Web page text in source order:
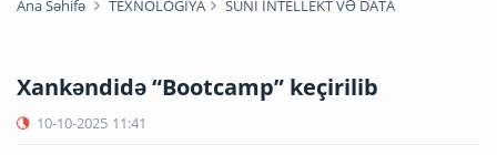
Ana Səhifə TEXNOLOGİYA SÜNİ İNTELLEKT VƏ DATA
Xankəndidə “Bootcamp” keçirilib
10-10-2025 11:41